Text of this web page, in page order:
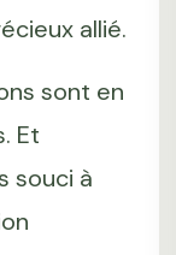
allié.
sont en
Et
souci à